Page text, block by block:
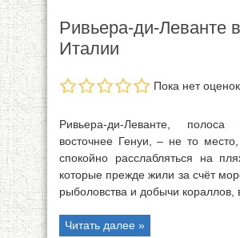
Ривьера-ди-Леванте в
Италии
Пока нет оценок
Ривьера-ди-Леванте, полоса
восточнее Генуи, – не то
спокойно расслабляться на
которые прежде жили за счёт
рыболовства и добычи кораллов,
Читать далее »